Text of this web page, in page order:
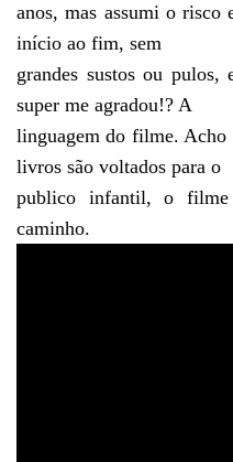
anos, mas assumi o
início ao fim, sem
grandes sustos ou pulos,
super me agradou!? A
linguagem do filme. Acho
livros são voltados para o
publico infantil, o filme
caminho.